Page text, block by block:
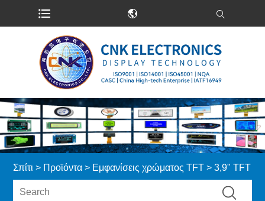
Σπίτι > Προϊόντα > Εμφανίσεις χρώματος TFT > 3,9" TFT